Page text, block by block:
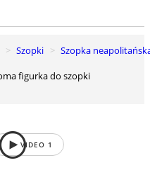
Szopki
Szopka
VIDEO 1